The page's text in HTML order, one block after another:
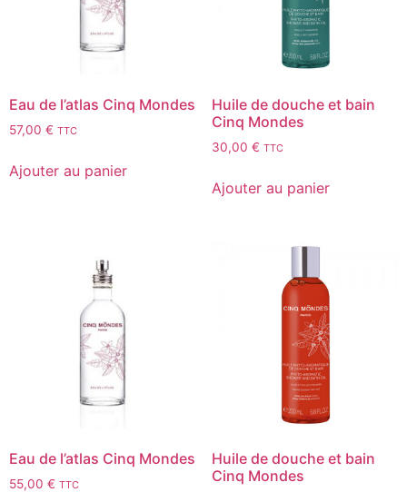
Eau de l’atlas Cinq Mondes
57,00 € TTC
Ajouter au panier
Huile de douche et bain
Cinq Mondes
30,00 € TTC
Ajouter au panier
Eau de l’atlas Cinq Mondes
55,00 € TTC
Huile de douche et bain
Cinq Mondes